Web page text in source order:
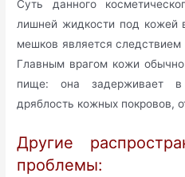
Суть данного
лишней жидкости под кожей
мешков является
Главным врагом кожи
пище: она задерживает
дряблость кожных покровов,
Другие
проблемы: